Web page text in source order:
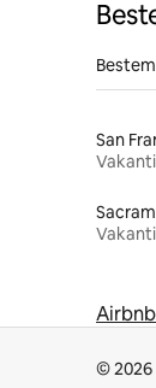
San
Airbnb
© 2026